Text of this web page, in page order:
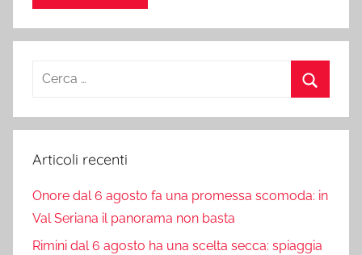
Ricerca
Articoli recenti
Onore dal 6 agosto fa una promessa scomoda: in
Val Seriana il panorama non basta
Rimini dal 6 agosto ha una scelta secca: spiaggia